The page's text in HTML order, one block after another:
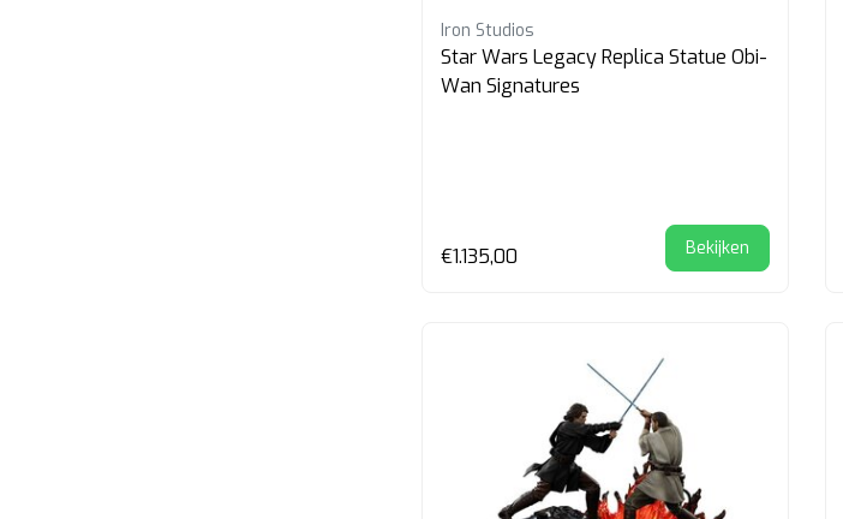
Iron Studios
Star Wars Legacy Replica Statue Obi-
Wan Signatures
€1.135,00 Bekijken